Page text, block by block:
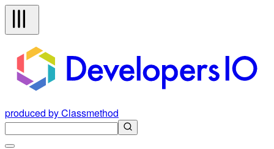
produced by Classmethod